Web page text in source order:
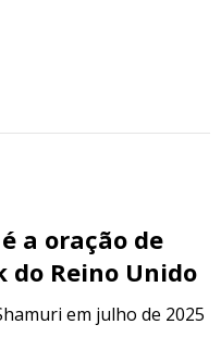
a oração de
do Reino Unido
em julho de 2025